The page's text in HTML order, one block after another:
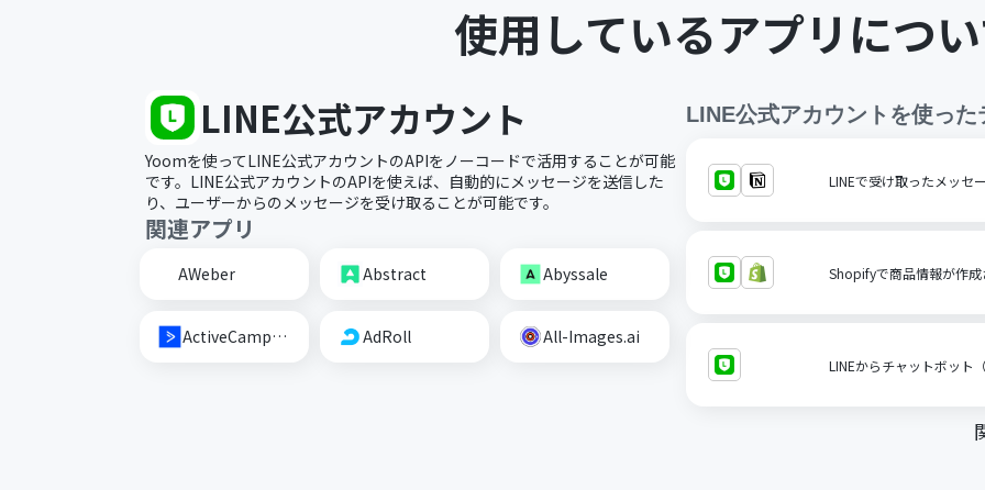
使用しているアプリにつ
LINE公式アカウント
Yoomを使ってLINE公式アカウントのAPIをノーコードで活用することが可能
です。LINE公式アカウントのAPIを使えば、自動的にメッセージを送信した
り、ユーザーからのメッセージを受け取ることが可能です。
関連アプリ
AWeber Abstract Abyssale
ActiveCampaign AdRoll All-Images.ai
LINE公式アカウント を使った
LINEで受け取ったメッセ
Shopifyで商品情報が作成
LINEからチャットボット